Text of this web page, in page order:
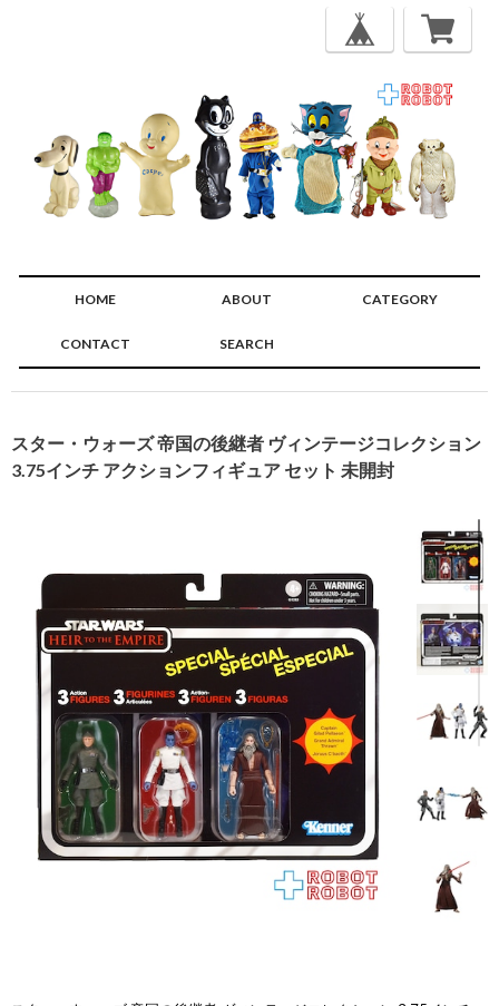
HOME ABOUT CATEGORY
CONTACT SEARCH
スター・ウォーズ 帝国の後継者 ヴィンテージコレクション
3.75インチ アクションフィギュア セット 未開封